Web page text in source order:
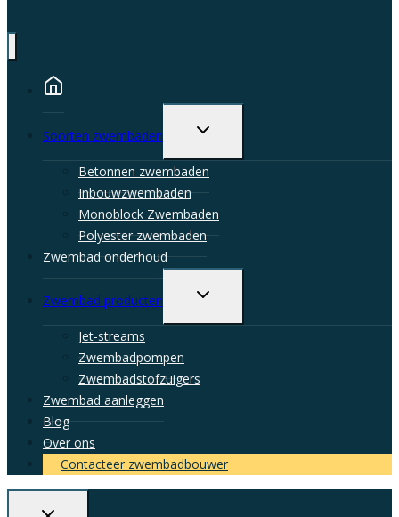
Soorten zwembaden
Toggle
menu
Betonnen zwembaden
Inbouwzwembaden
Monoblock Zwembaden
Polyester zwembaden
Zwembad onderhoud
Zwembad producten
Toggle
menu
Jet-streams
Zwembadpompen
Zwembadstofzuigers
Zwembad aanleggen
Blog
Over ons
Contacteer zwembadbouwer